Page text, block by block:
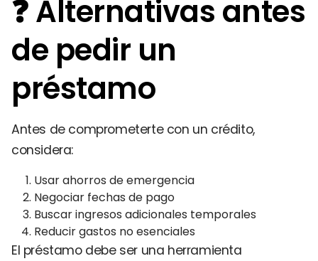
❓ Alternativas antes
de pedir un
préstamo
Antes de comprometerte con un crédito,
considera:
Usar ahorros de emergencia
Negociar fechas de pago
Buscar ingresos adicionales temporales
Reducir gastos no esenciales
El préstamo debe ser una herramienta